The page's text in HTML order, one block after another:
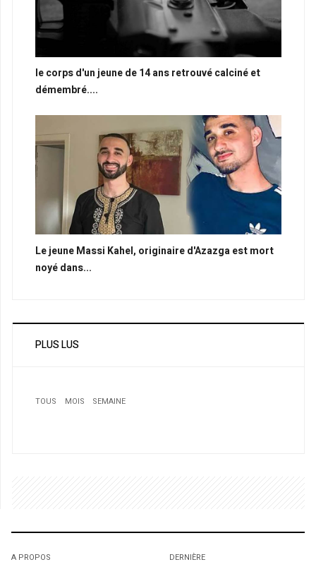
le corps d'un jeune de 14 ans retrouvé calciné et
démembré....
Le jeune Massi Kahel, originaire d'Azazga est mort
noyé dans...
PLUS LUS
TOUS MOIS
SEMAINE
1
1
A PROPOS DERNIÈRE